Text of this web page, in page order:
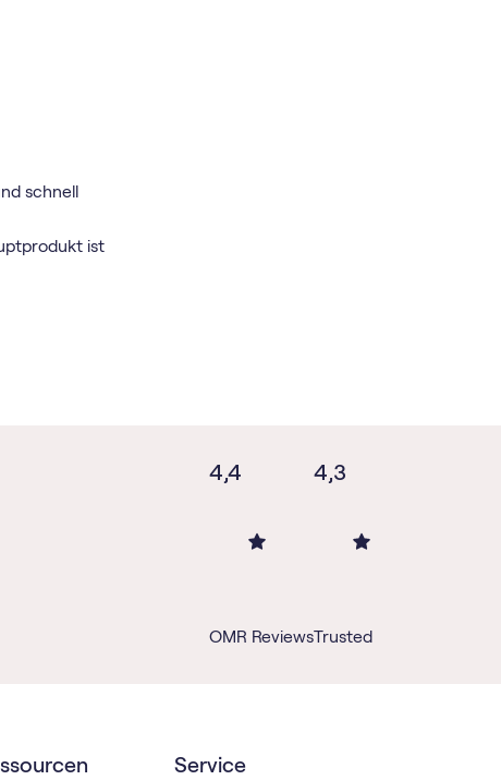
schnell
ist
4,4
OMR Reviews
4,3
Trusted
Service